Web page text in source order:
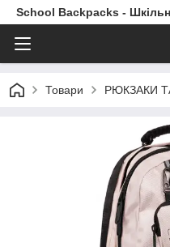
School Backpacks -
Товари РЮКЗАКИ